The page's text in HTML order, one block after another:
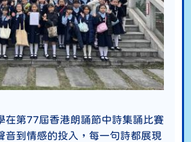
在第77屆香港朗誦節中詩集誦比賽
音到情感的投入，每一句詩都展現